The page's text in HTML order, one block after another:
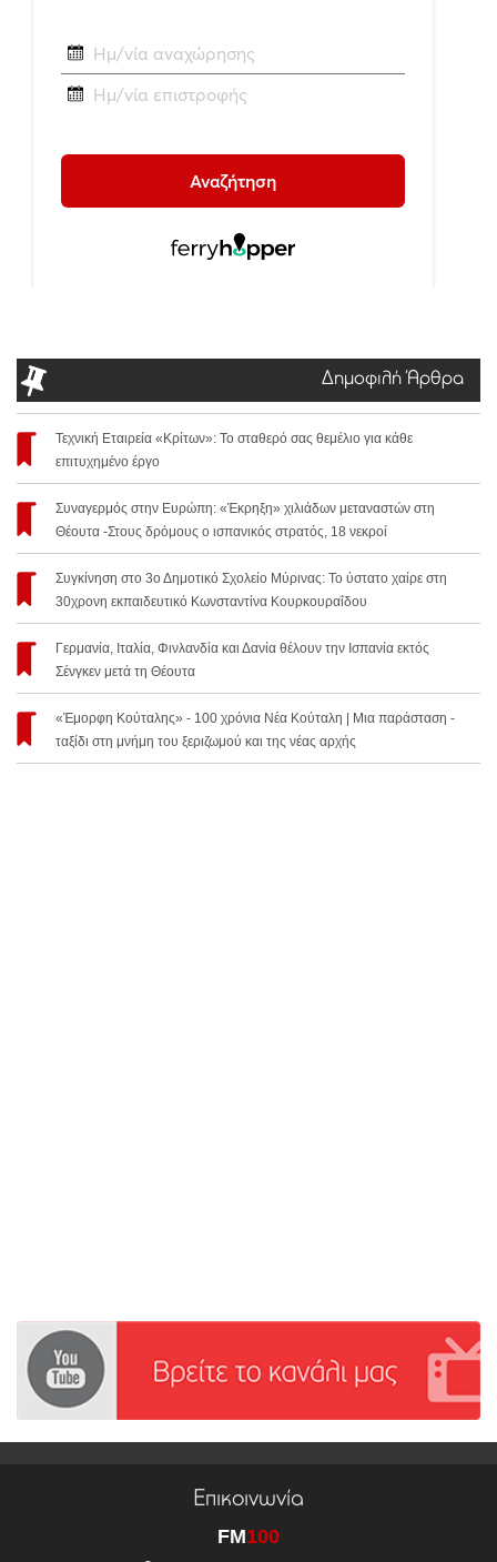
Δημοφιλή Άρθρα
Τεχνική Εταιρεία «Κρίτων»: Το σταθερό σας θεμέλιο για κάθε
επιτυχημένο έργο
Συναγερμός στην Ευρώπη: «Έκρηξη» χιλιάδων μεταναστών στη
Θέουτα -Στους δρόμους ο ισπανικός στρατός, 18 νεκροί
Συγκίνηση στο 3ο Δημοτικό Σχολείο Μύρινας: Το ύστατο χαίρε στη
30χρονη εκπαιδευτικό Κωνσταντίνα Κουρκουραΐδου
Γερμανία, Ιταλία, Φινλανδία και Δανία θέλουν την Ισπανία εκτός
Σένγκεν μετά τη Θέουτα
«Έμορφη Κούταλης» - 100 χρόνια Νέα Κούταλη | Μια παράσταση -
ταξίδι στη μνήμη του ξεριζωμού και της νέας αρχής
Επικοινωνία
FM100